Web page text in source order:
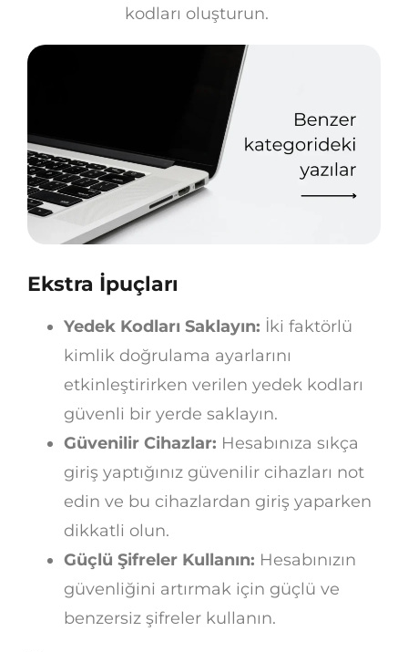
kodları oluşturun.
Ekstra İpuçları
Yedek Kodları Saklayın: İki faktörlü
kimlik doğrulama ayarlarını
etkinleştirirken verilen yedek kodları
güvenli bir yerde saklayın.
Güvenilir Cihazlar: Hesabınıza sıkça
giriş yaptığınız güvenilir cihazları not
edin ve bu cihazlardan giriş yaparken
dikkatli olun.
Güçlü Şifreler Kullanın: Hesabınızın
güvenliğini artırmak için güçlü ve
benzersiz şifreler kullanın.